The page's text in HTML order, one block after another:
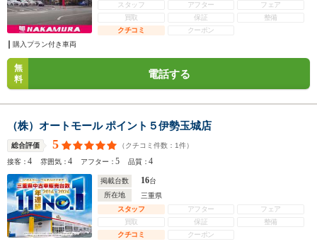
スタッフ
アフター
フェア
買取
保証
整備
クチコミ
クーポン
購入プラン付き車両
無
料
電話する
（株）オートモール ポイント５伊勢玉城店
総合評価 5 （クチコミ件数： 1件）
接客：4 雰囲気：4 アフター：5 品質：4
掲載台数 16台
所在地
三重県
スタッフ
アフター
フェア
買取
保証
整備
クチコミ
クーポン